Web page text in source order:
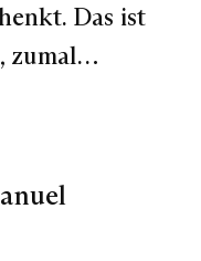
Das ist
zumal…